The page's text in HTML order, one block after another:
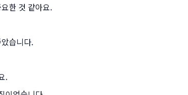
한 것 같아요.
습니다.
.